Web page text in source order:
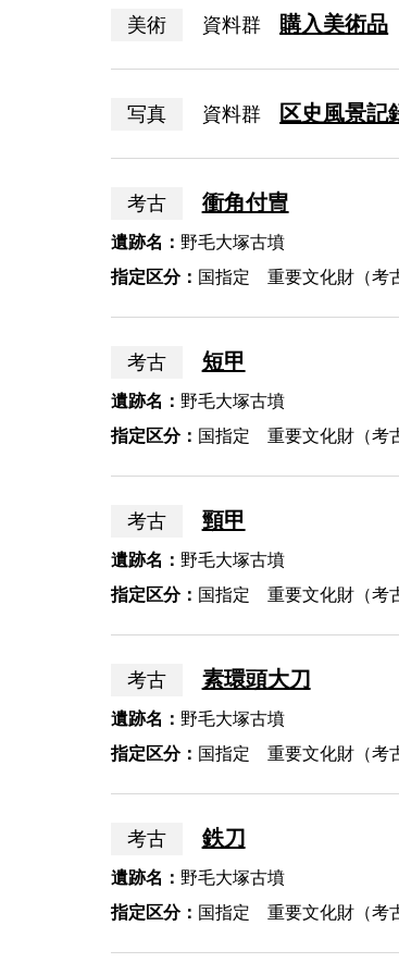
美術 資料群 購入美術品
写真 資料群 区史風景記
考古 衝角付冑
遺跡名： 野毛大塚古墳
指定区分： 国指定 重要文化財（考
考古 短甲
遺跡名： 野毛大塚古墳
指定区分： 国指定 重要文化財（考
考古 頸甲
遺跡名： 野毛大塚古墳
指定区分： 国指定 重要文化財（考
考古 素環頭大刀
遺跡名： 野毛大塚古墳
指定区分： 国指定 重要文化財（考
考古 鉄刀
遺跡名： 野毛大塚古墳
指定区分： 国指定 重要文化財（考